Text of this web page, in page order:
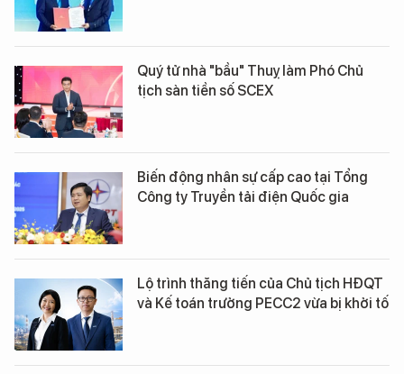
Quý tử nhà "bầu" Thuỵ làm Phó Chủ
tịch sàn tiền số SCEX
Biến động nhân sự cấp cao tại Tổng
Công ty Truyền tải điện Quốc gia
Lộ trình thăng tiến của Chủ tịch HĐQT
và Kế toán trưởng PECC2 vừa bị khởi tố